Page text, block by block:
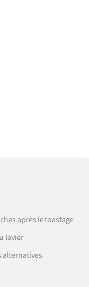
après le toastage
levier
alternatives